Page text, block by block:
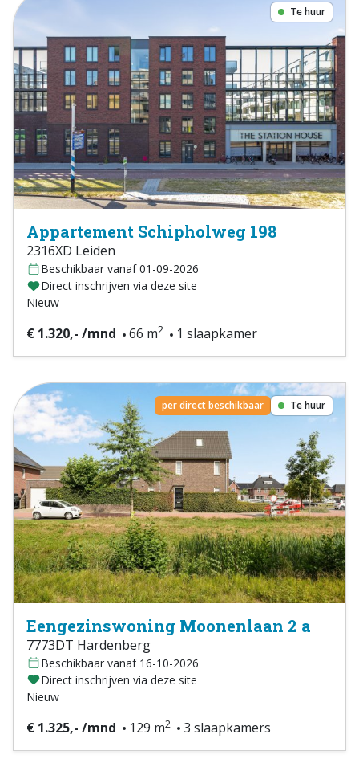
Te huur
Appartement Schipholweg 198
2316XD Leiden
Beschikbaar vanaf 01-09-2026
Direct inschrijven via deze site
Nieuw
€ 1.320,- /mnd 66 m2 1 slaapkamer
per direct beschikbaar Te huur
Eengezinswoning Moonenlaan 2 a
7773DT Hardenberg
Beschikbaar vanaf 16-10-2026
Direct inschrijven via deze site
Nieuw
€ 1.325,- /mnd 129 m2 3 slaapkamers